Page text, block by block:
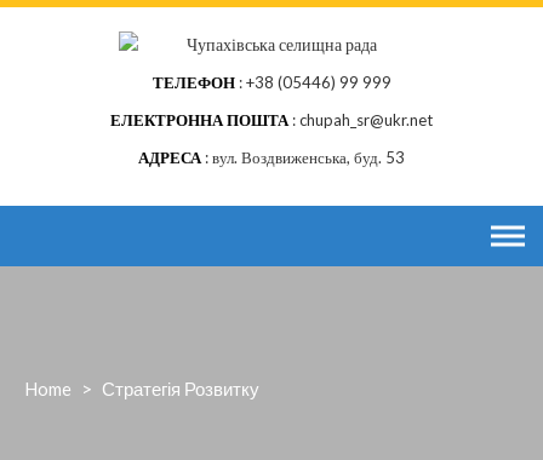
Skip
ТЕЛЕФОН +38 (05446) 99 999
ЕЛЕКТРОННА ПОШТА chupah_sr@ukr.net
АДРЕСА вул. Воздвиженська, буд. 53
Home > Стратегія Розвитку